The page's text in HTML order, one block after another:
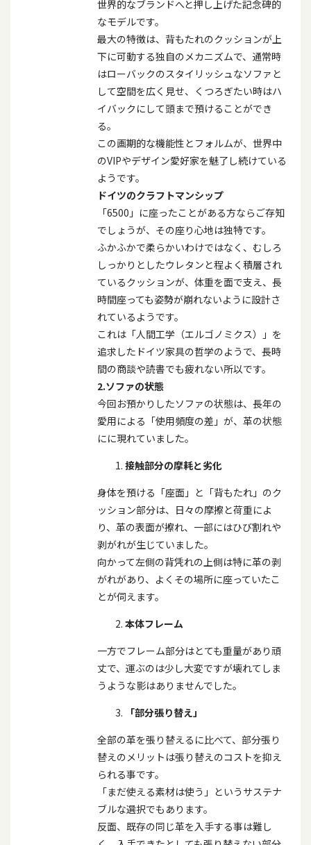
世界的なブランドへと押し上げた記念碑的
なモデルです。
最大の特徴は、背もたれのクッションが上
下に可動する独自のメカニズムで、通常時
はローバックのスタイリッシュなソファと
して空間を広く見せ、くつろぎたい時はハ
イバックにして頭まで預けることができ
る。
この画期的な機能性とフォルムが、世界中
のVIPやデザイン愛好家を魅了し続けている
ようです。
ドイツのクラフトマンシップ
「6500 」に座ったことがある方ならご存知
でしょうが、その座り心地は独特です。
ふかふかで柔らかいわけではなく、むしろ
しっかりとしたウレタンと程よく積層され
ているクッションが、体重を面で支え、長
時間座っても姿勢が崩れないように設計さ
れているようです。
これは「人間工学（エルゴノミクス）」を
追求したドイツ家具の哲学のようで、長時
間の商談や読書でも疲れない所以です。
2.ソファの状態
今回お預かりしたソファの状態は、長年の
愛用による「使用頻度の差」が、革の状態
にに現れていました。
接触部分の摩耗と劣化
身体を預ける「座面」と「背もたれ」のク
ッション部分は、日々の摩擦と荷重によ
り、革の表面が擦れ、一部にはひび割れや
剥がれが生じていました。
向かって左側の背凭れの上側は特に革の剥
がれがあり、よくその場所に座っていたこ
とが伺えます。
本体フレーム
一方でフレーム部分はとても重量があり頑
丈で、運ぶのは少し大変ですが壊れてしま
うような影はありませんでした。
「部分張り替え」
全部の革を張り替えるに比べて、部分張り
替えのメリットは張り替えのコストを抑え
られる事です。
「まだ使える素材は使う」というサステナ
ブルな選択でもあります。
反面、既存の同じ革を入手する事は難し